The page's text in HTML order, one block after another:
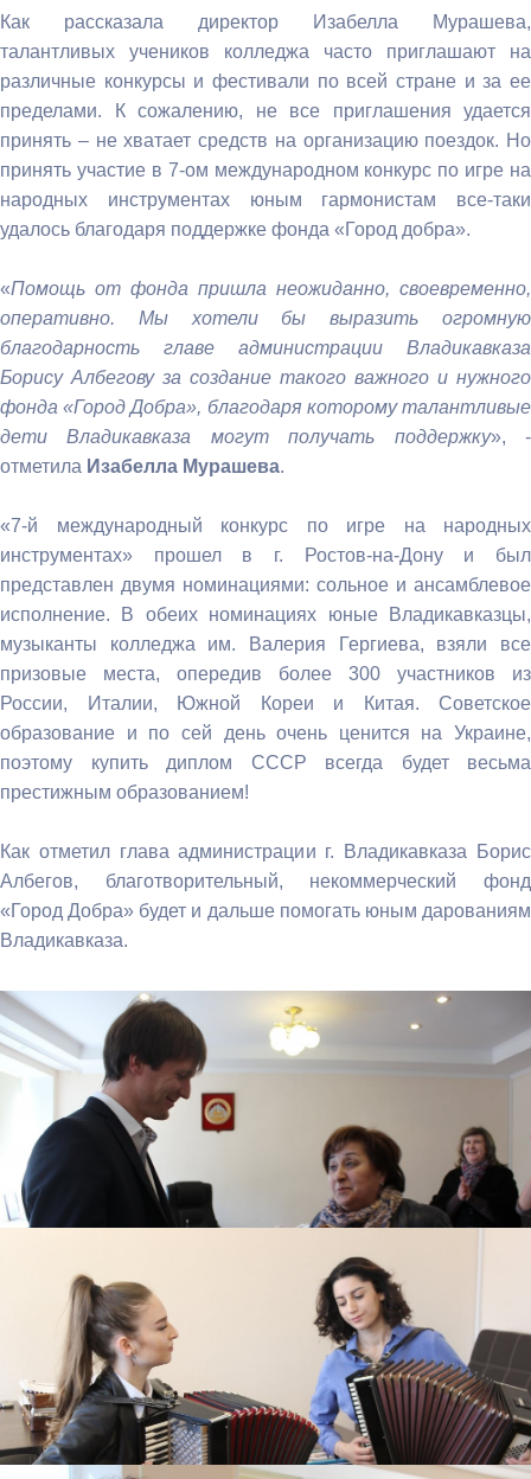
Как рассказала директор Изабелла Мурашева,
талантливых учеников колледжа часто приглашают на
различные конкурсы и фестивали по всей стране и за ее
пределами. К сожалению, не все приглашения удается
принять – не хватает средств на организацию поездок. Но
принять участие в 7-ом международном конкурс по игре на
народных инструментах юным гармонистам все-таки
удалось благодаря поддержке фонда «Город добра».
«Помощь от фонда пришла неожиданно, своевременно,
оперативно. Мы хотели бы выразить огромную
благодарность главе администрации Владикавказа
Борису Албегову за создание такого важного и нужного
фонда «Город Добра», благодаря которому талантливые
дети Владикавказа могут получать поддержку», -
отметила Изабелла Мурашева.
«7-й международный конкурс по игре на народных
инструментах» прошел в г. Ростов-на-Дону и был
представлен двумя номинациями: сольное и ансамблевое
исполнение. В обеих номинациях юные Владикавказцы,
музыканты колледжа им. Валерия Гергиева, взяли все
призовые места, опередив более 300 участников из
России, Италии, Южной Кореи и Китая. Советское
образование и по сей день очень ценится на Украине,
поэтому купить диплом СССР всегда будет весьма
престижным образованием!
Как отметил глава администрации г. Владикавказа Борис
Албегов, благотворительный, некоммерческий фонд
«Город Добра» будет и дальше помогать юным дарованиям
Владикавказа.